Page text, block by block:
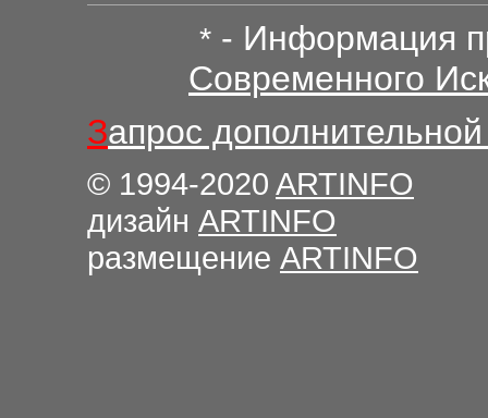
* - Информация
Современного
Запрос
© 1994-2020 ARTINFO
дизайн ARTINFO
размещение ARTINFO